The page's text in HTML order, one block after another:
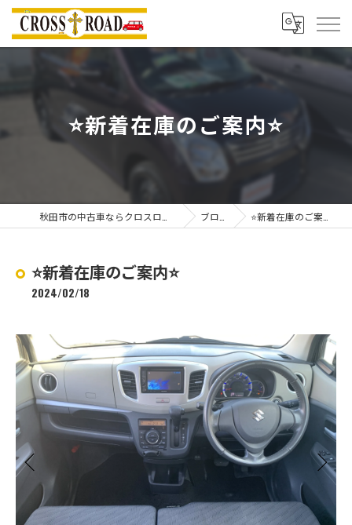
⭐️新着在庫のご案内⭐️
ブログ ⭐️新着在庫のご案内⭐️
⭐️新着在庫のご案内⭐️
2024/02/18